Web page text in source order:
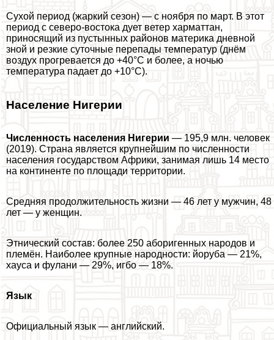
Сухой период (жаркий сезон) — с ноября по март. В этот
период с северо-востока дует ветер харматтан,
приносящий из пустынных районов материка дневной
зной и резкие суточные перепады температур (днём
воздух прогревается до +40°C и более, а ночью
температура падает до +10°C).
Население Нигерии
Численность населения Нигерии — 195,9 млн. человек
(2019). Страна является крупнейшим по численности
населения государством Африки, занимая лишь 14 место
на континенте по площади территории.
Средняя продолжительность жизни — 46 лет у мужчин, 48
лет — у женщин.
Этнический состав: более 250 аборигенных народов и
племён. Наиболее крупные народности: йоруба — 21%,
хауса и фулани — 29%, игбо — 18%.
Язык
Официальный язык — английский.